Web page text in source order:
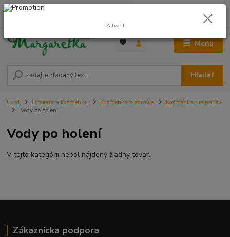
Menu
Hľadať
0948 236 042
0,00 €
Úvod Drogéria a kozmetika Kozmetika a zdravie
Kozmetika pre pánov
Vody po holení
Vody po holení
V tejto kategórii nebol nájdený žiadny tovar.
Zákaznícka podpora
Zatvoriť